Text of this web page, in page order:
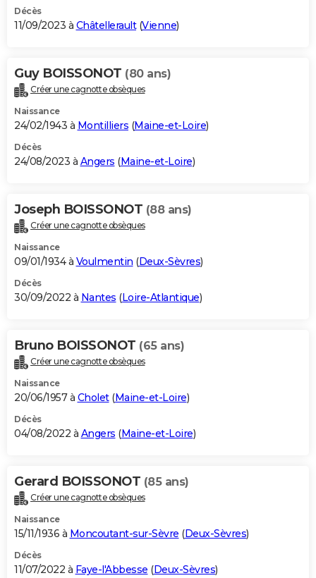
Décès
11/09/2023 à Châtellerault(Vienne)
Guy BOISSONOT (80 ans)
Créer une cagnotte obsèques
Naissance
24/02/1943 à Montilliers (Maine-et-Loire)
Décès
24/08/2023 à Angers (Maine-et-Loire)
Joseph BOISSONOT (88 ans)
Créer une cagnotte obsèques
Naissance
09/01/1934 à Voulmentin (Deux-Sèvres)
Décès
30/09/2022 à Nantes (Loire-Atlantique)
Bruno BOISSONOT (65 ans)
Créer une cagnotte obsèques
Naissance
20/06/1957 à Cholet(Maine-et-Loire)
Décès
04/08/2022 à Angers (Maine-et-Loire)
Gerard BOISSONOT (85 ans)
Créer une cagnotte obsèques
Naissance
15/11/1936 à Moncoutant-sur-Sèvre (Deux-Sèvres)
Décès
11/07/2022 à Faye-l'Abbesse (Deux-Sèvres)